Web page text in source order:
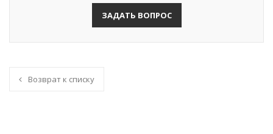
ЗАДАТЬ ВОПРОС
Возврат к списку